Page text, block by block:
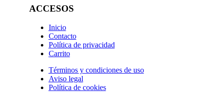
ACCESOS
Inicio
Contacto
Política de privacidad
Carrito
Términos y condiciones de uso
Aviso legal
Política de cookies